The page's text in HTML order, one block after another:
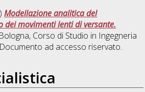
Modellazione analitica del
dei movimenti lenti di versante.
Corso di Studio in Ingegneria
ad accesso riservato.